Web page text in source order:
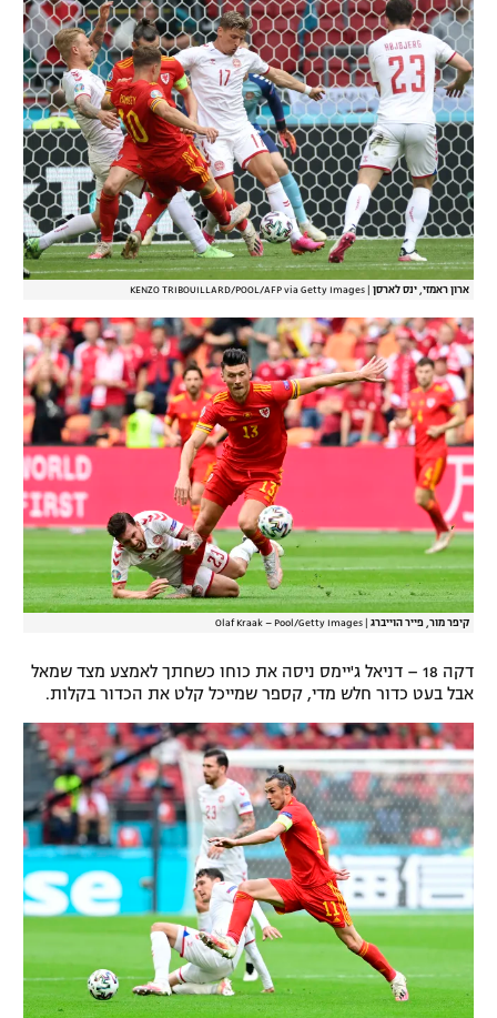
ארון ראמזי, ינס לארסן KENZO TRIBOUILLARD/POOL/AFP via Getty Images
קיפר מור, פייר הוייברג Olaf Kraak – Pool/Getty Images
דקה 18 – דניאל ג'יימס ניסה את כוחו כשחתך לאמצע מצד שמאל
אבל בעט כדור חלש מדי, קספר שמייכל קלט את הכדור בקלות.